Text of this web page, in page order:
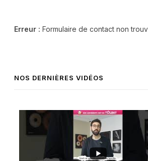
Erreur : Formulaire de contact non
NOS DERNIÈRES VIDÉOS